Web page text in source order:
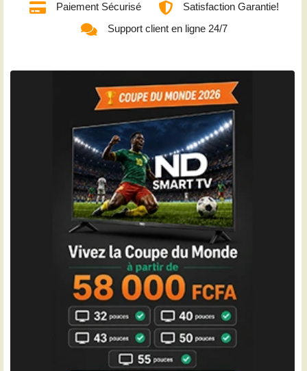
Paiement Sécurisé
Satisfaction Garantie!
Support client en ligne 24/7